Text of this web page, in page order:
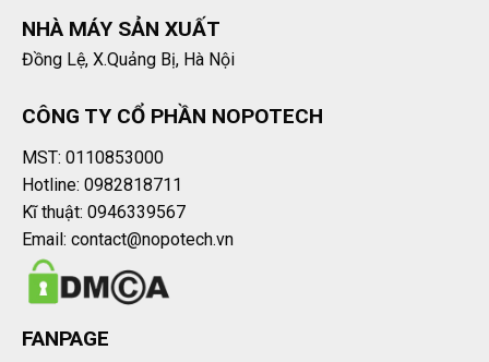
NHÀ MÁY SẢN XUẤT
Đồng Lệ, X.Quảng Bị, Hà Nội
CÔNG TY CỔ PHẦN NOPOTECH
MST: 0110853000
Hotline: 0982818711
Kĩ thuật: 0946339567
Email: contact@nopotech.vn
FANPAGE